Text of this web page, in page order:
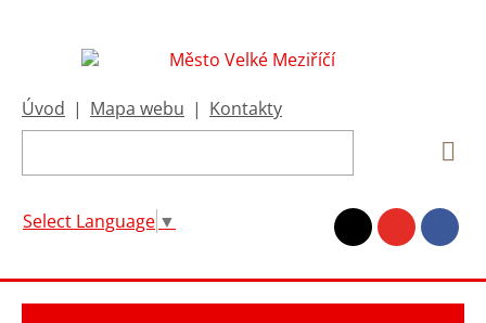
Úvod | Mapa webu | Kontakty
Select Language ▼